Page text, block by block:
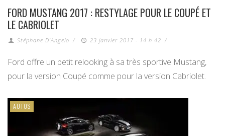
FORD MUSTANG 2017 : RESTYLAGE POUR LE COUPÉ ET
LE CABRIOLET
Stéphane D'Angelo / 23 janvier 2017 - 14 h 42 /
Ford offre un petit relooking à sa très sportive Mustang,
pour la version Coupé comme pour la version Cabriolet.
AUTOS